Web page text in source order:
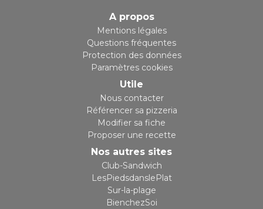
A propos
Mentions légales
Questions fréquentes
Protection des données
Paramètres cookies
Utile
Nous contacter
Référencer sa pizzeria
Modifier sa fiche
Proposer une recette
Nos autres sites
Club-Sandwich
LesPiedsdanslePlat
Sur-la-plage
BienchezSoi